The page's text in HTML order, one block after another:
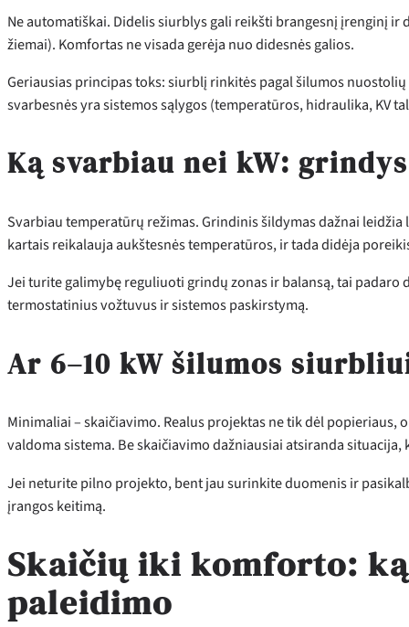
Ne automatiškai. Didelis siurblys gali reikšti brangesnį įrenginį
žiemai). Komfortas ne visada gerėja nuo didesnės galios.
Geriausias principas toks: siurblį rinkitės pagal šilumos
svarbesnės yra sistemos sąlygos (temperatūros, hidraulika, KV
Ką svarbiau nei kW:
Svarbiau temperatūrų režimas. Grindinis šildymas dažnai
kartais reikalauja aukštesnės temperatūros, ir tada didėja
Jei turite galimybę reguliuoti grindų zonas ir balansą, tai
termostatinius vožtuvus ir sistemos paskirstymą.
Ar 6–10 kW šilumos
Minimaliai – skaičiavimo. Realus projektas ne tik dėl
valdoma sistema. Be skaičiavimo dažniausiai atsiranda
Jei neturite pilno projekto, bent jau surinkite duomenis ir
įrangos keitimą.
Skaičių iki komforto:
paleidimo